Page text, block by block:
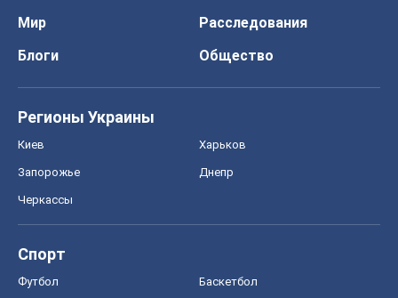
Мир
Расследования
Блоги
Общество
Регионы Украины
Киев Харьков
Запорожье Днепр
Черкассы
Спорт
Футбол Баскетбол